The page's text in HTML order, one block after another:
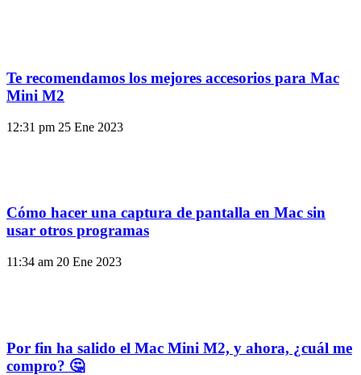
Te recomendamos los mejores accesorios para Mac
Mini M2
12:31 pm 25 Ene 2023
Cómo hacer una captura de pantalla en Mac sin
usar otros programas
11:34 am 20 Ene 2023
Por fin ha salido el Mac Mini M2, y ahora, ¿cuál me
compro? 🤔